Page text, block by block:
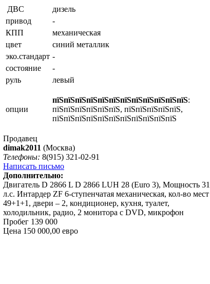
ДВС
дизель
привод
-
КПП
механическая
цвет
синий металлик
эко.стандарт -
состояние
-
руль
левый
опции
пїЅпїЅпїЅпїЅпїЅпїЅпїЅпїЅпїЅпїЅпїЅпїЅ:
пїЅпїЅпїЅпїЅпїЅпїЅ, пїЅпїЅпїЅпїЅпїЅ,
пїЅпїЅпїЅпїЅпїЅпїЅпїЅпїЅпїЅпїЅпїЅ
Продавец
dimak2011 (Москва)
Телефоны: 8(915) 321-02-91
Написать письмо
Дополнительно:
Двигатель D 2866 L D 2866 LUH 28 (Euro 3), Мощность
л.с. Интардер ZF 6-ступенчатая механическая, кол-во мест
49+1+1, двери – 2, кондиционер, кухня, туалет,
холодильник, радио, 2 монитора с DVD, микрофон
Пробег 139 000
Цена 150 000,00 евро